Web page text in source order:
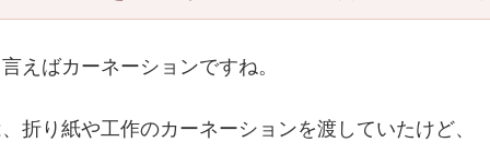
えばカーネーションですね。
、折り紙や工作のカーネーションを渡していたけど、